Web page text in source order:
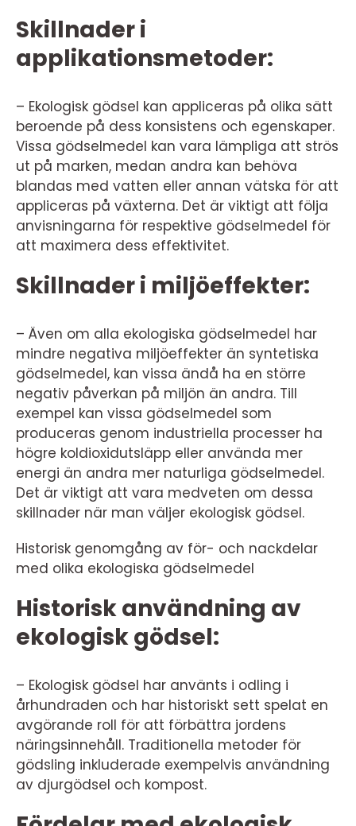
Skillnader i
applikationsmetoder:
– Ekologisk gödsel kan appliceras på olika sätt
beroende på dess konsistens och egenskaper.
Vissa gödselmedel kan vara lämpliga att strös
ut på marken, medan andra kan behöva
blandas med vatten eller annan vätska för att
appliceras på växterna. Det är viktigt att följa
anvisningarna för respektive gödselmedel för
att maximera dess effektivitet.
Skillnader i miljöeffekter:
– Även om alla ekologiska gödselmedel har
mindre negativa miljöeffekter än syntetiska
gödselmedel, kan vissa ändå ha en större
negativ påverkan på miljön än andra. Till
exempel kan vissa gödselmedel som
produceras genom industriella processer ha
högre koldioxidutsläpp eller använda mer
energi än andra mer naturliga gödselmedel.
Det är viktigt att vara medveten om dessa
skillnader när man väljer ekologisk gödsel.
Historisk genomgång av för- och nackdelar
med olika ekologiska gödselmedel
Historisk användning av
ekologisk gödsel:
– Ekologisk gödsel har använts i odling i
århundraden och har historiskt sett spelat en
avgörande roll för att förbättra jordens
näringsinnehåll. Traditionella metoder för
gödsling inkluderade exempelvis användning
av djurgödsel och kompost.